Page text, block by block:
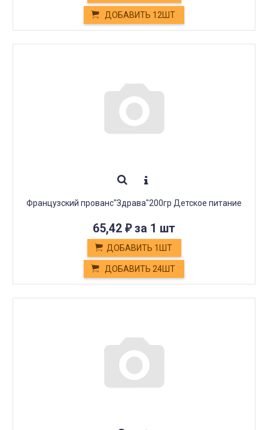
ДОБАВИТЬ 12ШТ
Французский прованс"Здрава"200гр Детское питание
65,42 ₽за 1 шт
ДОБАВИТЬ 1ШТ
ДОБАВИТЬ 24ШТ